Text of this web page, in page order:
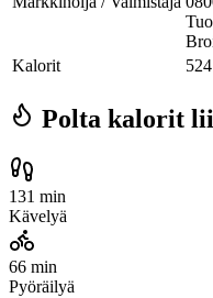
Kalorit
Polta kalorit
131 min
Kävelyä
66 min
Pyöräilyä